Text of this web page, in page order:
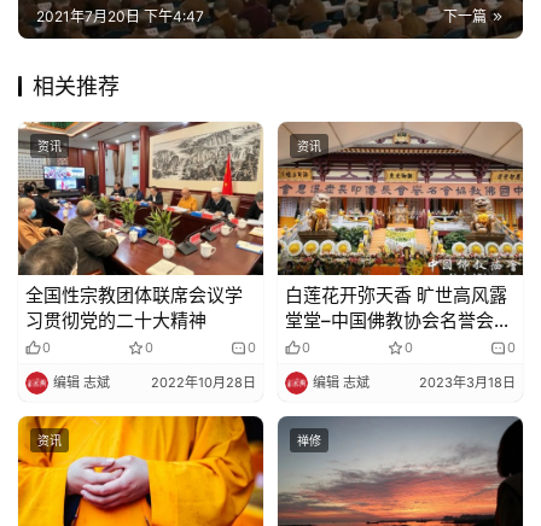
下一篇
2021年7月20日 下午4:47
相关推荐
资讯
全国性宗教团体联席会议学
习贯彻党的二十大精神
0 0 0
编辑 志斌 2022年10月28日
资讯
白莲花开弥天香 旷世高风露
堂堂–中国佛教协会名誉会长
传印长老追思会及荼毗法会
在江西庐山东林寺净土苑举
行
0 0 0
编辑 志斌 2023年3月18日
资讯 禅修